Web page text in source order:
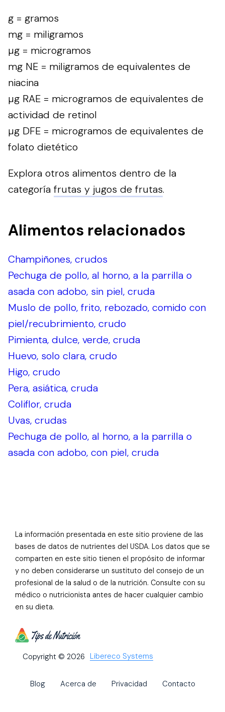
g = gramos
mg = miligramos
µg = microgramos
mg NE = miligramos de equivalentes de
niacina
µg RAE = microgramos de equivalentes de
actividad de retinol
µg DFE = microgramos de equivalentes de
folato dietético
Explora otros alimentos dentro de la
categoría frutas y jugos de frutas.
Alimentos relacionados
Champiñones, crudos
Pechuga de pollo, al horno, a la parrilla o
asada con adobo, sin piel, cruda
Muslo de pollo, frito, rebozado, comido con
piel/recubrimiento, crudo
Pimienta, dulce, verde, cruda
Huevo, solo clara, crudo
Higo, crudo
Pera, asiática, cruda
Coliflor, cruda
Uvas, crudas
Pechuga de pollo, al horno, a la parrilla o
asada con adobo, con piel, cruda
La información presentada en este sitio proviene de las
bases de datos de nutrientes del USDA. Los datos que se
comparten en este sitio tienen el propósito de informar
y no deben considerarse un sustituto del consejo de un
profesional de la salud o de la nutrición. Consulte con su
médico o nutricionista antes de hacer cualquier cambio
en su dieta.
Copyright © 2026 Libereco Systems
Blog Acerca de Privacidad Contacto